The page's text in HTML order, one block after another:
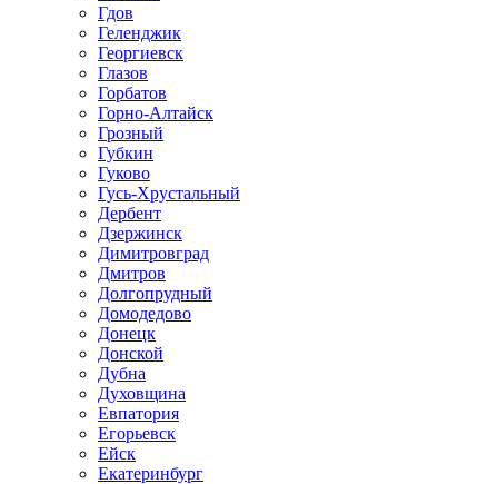
Гдов
Геленджик
Георгиевск
Глазов
Горбатов
Горно-Алтайск
Грозный
Губкин
Гуково
Гусь-Хрустальный
Дербент
Дзержинск
Димитровград
Дмитров
Долгопрудный
Домодедово
Донецк
Донской
Дубна
Духовщина
Евпатория
Егорьевск
Ейск
Екатеринбург